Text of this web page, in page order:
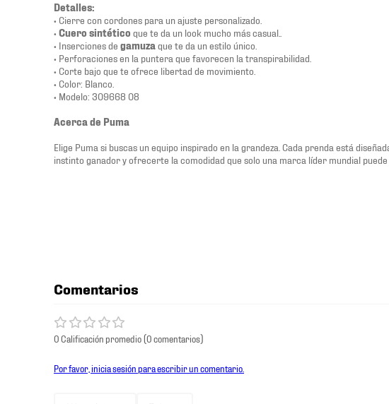
Detalles:
• Cierre con cordones para un ajuste personalizado.
• Cuero sintético que te da un look mucho más casual..
• Inserciones de gamuza que te da un estilo único.
• Perforaciones en la puntera que favorecen la transpirabilidad.
• Corte bajo que te ofrece libertad de movimiento.
• Color: Blanco.
• Modelo: 309668 08
Acerca de Puma
Elige Puma si buscas un equipo inspirado en la grandeza. Cada prenda está
instinto ganador y ofrecerte la comodidad que solo una marca líder mundial
Comentarios
0 Calificación promedio(0 comentarios)
Por favor, inicia sesión para escribir un comentario.